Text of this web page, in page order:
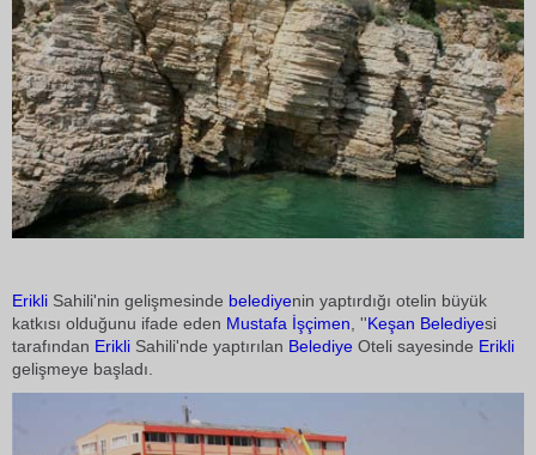
Erikli Sahili'nin gelişmesinde belediyenin yaptırdığı otelin büyük
katkısı olduğunu ifade eden Mustafa İşçimen , ''Keşan Belediyesi
tarafından Erikli Sahili'nde yaptırılan Belediye Oteli sayesinde Erikli
gelişmeye başladı.